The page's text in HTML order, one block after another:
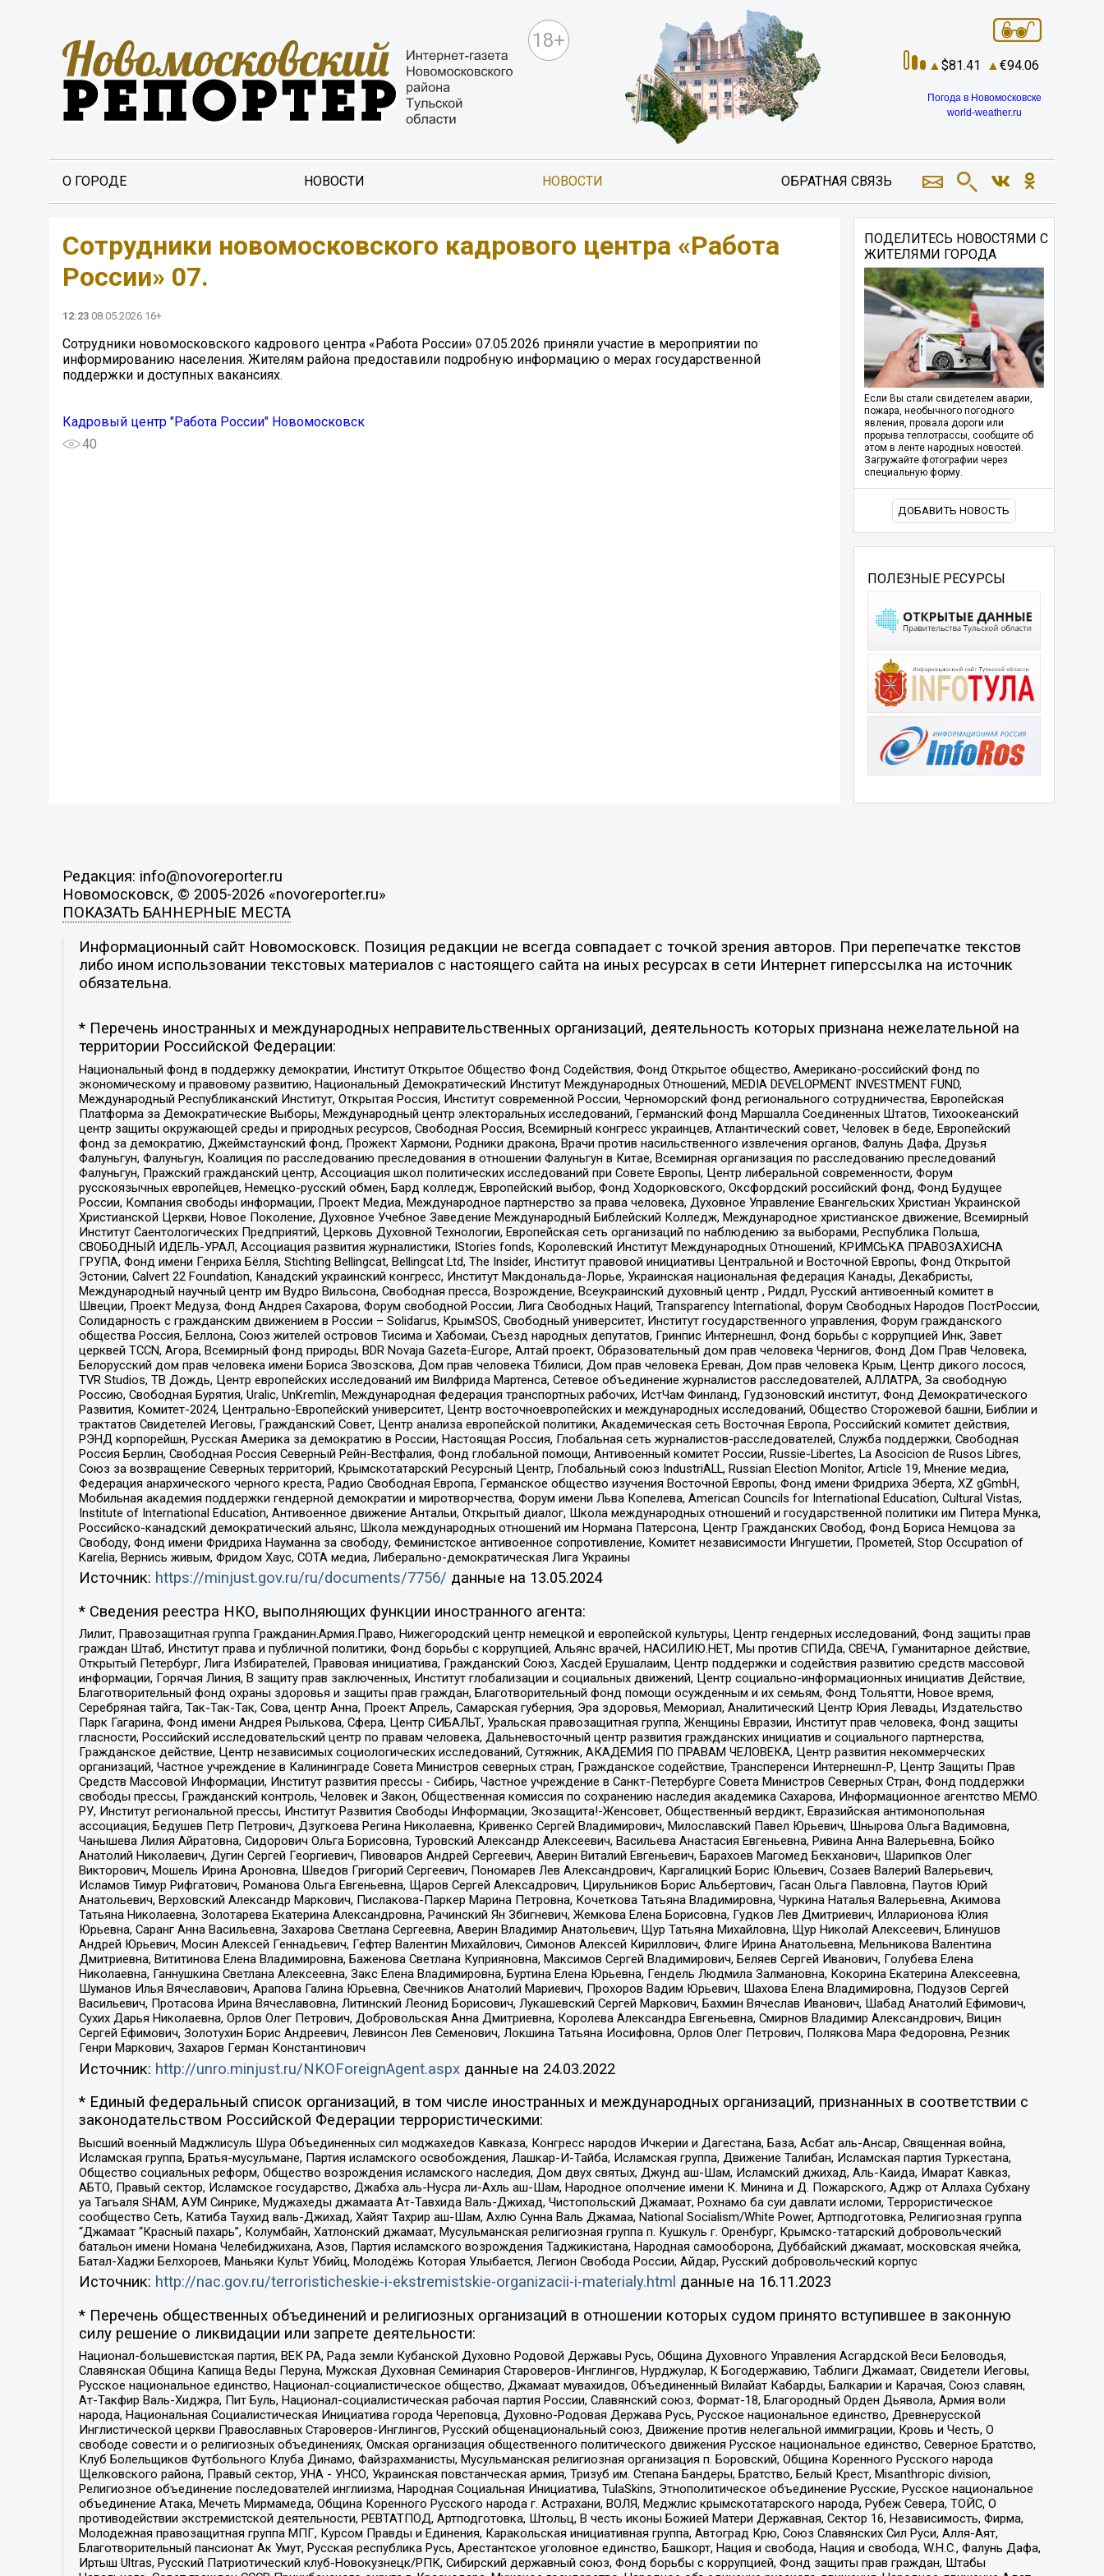
18+
81.41 94.06
Погода в Новомосковске
world-weather.ru
О ГОРОДЕ НОВОСТИ НОВОСТИ ОБРАТНАЯ СВЯЗЬ
Сотрудники новомосковского кадрового центра «Работа
России» 07.
12:23 08.05.2026 16+
Сотрудники новомосковского кадрового центра «Работа России» 07.05.2026 приняли участие в мероприятии по
информированию населения. Жителям района предоставили подробную информацию о мерах государственной
поддержки и доступных вакансиях.
Кадровый центр "Работа России" Новомосковск
40
ПОДЕЛИТЕСЬ НОВОСТЯМИ С
ЖИТЕЛЯМИ ГОРОДА
Если Вы стали свидетелем аварии,
пожара, необычного погодного
явления, провала дороги или
прорыва теплотрассы, сообщите об
этом в ленте народных новостей.
Загружайте фотографии через
специальную форму.
ДОБАВИТЬ НОВОСТЬ
ПОЛЕЗНЫЕ РЕСУРСЫ
Редакция: info@novoreporter.ru
Новомосковск, © 2005-2026 «novoreporter.ru»
ПОКАЗАТЬ БАННЕРНЫЕ МЕСТА
Информационный сайт Новомосковск. Позиция редакции не всегда совпадает с точкой зрения авторов. При перепечатке текстов
либо ином использовании текстовых материалов с настоящего сайта на иных ресурсах в сети Интернет гиперссылка на источник
обязательна.
* Перечень иностранных и международных неправительственных организаций, деятельность которых признана нежелательной на
территории Российской Федерации:
Национальный фонд в поддержку демократии, Институт Открытое Общество Фонд Содействия, Фонд Открытое общество, Американо-российский фонд по
экономическому и правовому развитию, Национальный Демократический Институт Международных Отношений, MEDIA DEVELOPMENT INVESTMENT FUND,
Международный Республиканский Институт, Открытая Россия, Институт современной России, Черноморский фонд регионального сотрудничества, Европейская
Платформа за Демократические Выборы, Международный центр электоральных исследований, Германский фонд Маршалла Соединенных Штатов, Тихоокеанский
центр защиты окружающей среды и природных ресурсов, Свободная Россия, Всемирный конгресс украинцев, Атлантический совет, Человек в беде, Европейский
фонд за демократию, Джеймстаунский фонд, Прожект Хармони, Родники дракона, Врачи против насильственного извлечения органов, Фалунь Дафа, Друзья
Фалуньгун, Фалуньгун, Коалиция по расследованию преследования в отношении Фалуньгун в Китае, Всемирная организация по расследованию преследований
Фалуньгун, Пражский гражданский центр, Ассоциация школ политических исследований при Совете Европы, Центр либеральной современности, Форум
русскоязычных европейцев, Немецко-русский обмен, Бард колледж, Европейский выбор, Фонд Ходорковского, Оксфордский российский фонд, Фонд Будущее
России, Компания свободы информации, Проект Медиа, Международное партнерство за права человека, Духовное Управление Евангельских Христиан Украинской
Христианской Церкви, Новое Поколение, Духовное Учебное Заведение Международный Библейский Колледж, Международное христианское движение, Всемирный
Институт Саентологических Предприятий, Церковь Духовной Технологии, Европейская сеть организаций по наблюдению за выборами, Республика Польша,
СВОБОДНЫЙ ИДЕЛЬ-УРАЛ, Ассоциация развития журналистики, IStories fonds, Королевский Институт Международных Отношений, КРИМСЬКА ПРАВОЗАХИСНА
ГРУПА, Фонд имени Генриха Бёлля, Stichting Bellingcat, Bellingcat Ltd, The Insider, Институт правовой инициативы Центральной и Восточной Европы, Фонд Открытой
Эстонии, Calvert 22 Foundation, Канадский украинский конгресс, Институт Макдональда-Лорье, Украинская национальная федерация Канады, Декабристы,
Международный научный центр им Вудро Вильсона, Свободная пресса, Возрождение, Всеукраинский духовный центр , Риддл, Русский антивоенный комитет в
Швеции, Проект Медуза, Фонд Андрея Сахарова, Форум свободной России, Лига Свободных Наций, Transparеncy International, Форум Свободных Народов ПостРоссии,
Солидарность с гражданским движением в России – Solidarus, КрымSOS, Свободный университет, Институт государственного управления, Форум гражданского
общества Россия, Беллона, Союз жителей островов Тисима и Хабомаи, Съезд народных депутатов, Гринпис Интернешнл, Фонд борьбы с коррупцией Инк, Завет
церквей TCCN, Агора, Всемирный фонд природы, BDR Novaja Gazeta-Europe, Алтай проект, Образовательный дом прав человека Чернигов, Фонд Дом Прав Человека,
Белорусский дом прав человека имени Бориса Звозскова, Дом прав человека Тбилиси, Дом прав человека Ереван, Дом прав человека Крым, Центр дикого лосося,
TVR Studios, ТВ Дождь, Центр европейских исследований им Вилфрида Мартенса, Сетевое объединение журналистов расследователей, АЛЛАТРА, За свободную
Россию, Свободная Бурятия, Uralic, UnKremlin, Международная федерация транспортных рабочих, ИстЧам Финланд, Гудзоновский институт, Фонд Демократического
Развития, Комитет-2024, Центрально-Европейский университет, Центр восточноевропейских и международных исследований, Общество Сторожевой башни, Библии и
трактатов Свидетелей Иеговы, Гражданский Совет, Центр анализа европейской политики, Академическая сеть Восточная Европа, Российский комитет действия,
РЭНД корпорейшн, Русская Америка за демократию в России, Настоящая Россия, Глобальная сеть журналистов-расследователей, Служба поддержки, Свободная
Россия Берлин, Свободная Россия Северный Рейн-Вестфалия, Фонд глобальной помощи, Антивоенный комитет России, Russie-Libertes, La Asocicion de Rusos Libres,
Союз за возвращение Северных территорий, Крымскотатарский Ресурсный Центр, Глобальный союз IndustriALL, Russian Election Monitor, Article 19, Мнение медиа,
Федерация анархического черного креста, Радио Свободная Европа, Германское общество изучения Восточной Европы, Фонд имени Фридриха Эберта, XZ gGmbH,
Мобильная академия поддержки гендерной демократии и миротворчества, Форум имени Льва Копелева, American Councils for International Education, Cultural Vistas,
Institute of International Education, Антивоенное движение Антальи, Открытый диалог, Школа международных отношений и государственной политики им Питера Мунка,
Российско-канадский демократический альянс, Школа международных отношений им Нормана Патерсона, Центр Гражданских Свобод, Фонд Бориса Немцова за
Свободу, Фонд имени Фридриха Науманна за свободу, Феминистское антивоенное сопротивление, Комитет независимости Ингушетии, Прометей, Stop Occupation of
Karelia, Вернись живым, Фридом Хаус, СОТА медиа, Либерально-демократическая Лига Украины
Источник: https://minjust.gov.ru/ru/documents/7756/ данные на 13.05.2024
* Сведения реестра НКО, выполняющих функции иностранного агента:
Лилит, Правозащитная группа Гражданин.Армия.Право, Нижегородский центр немецкой и европейской культуры, Центр гендерных исследований, Фонд защиты прав
граждан Штаб, Институт права и публичной политики, Фонд борьбы с коррупцией, Альянс врачей, НАСИЛИЮ.НЕТ, Мы против СПИДа, СВЕЧА, Гуманитарное действие,
Открытый Петербург, Лига Избирателей, Правовая инициатива, Гражданский Союз, Хасдей Ерушалаим, Центр поддержки и содействия развитию средств массовой
информации, Горячая Линия, В защиту прав заключенных, Институт глобализации и социальных движений, Центр социально-информационных инициатив Действие,
Благотворительный фонд охраны здоровья и защиты прав граждан, Благотворительный фонд помощи осужденным и их семьям, Фонд Тольятти, Новое время,
Серебряная тайга, Так-Так-Так, Сова, центр Анна, Проект Апрель, Самарская губерния, Эра здоровья, Мемориал, Аналитический Центр Юрия Левады, Издательство
Парк Гагарина, Фонд имени Андрея Рылькова, Сфера, Центр СИБАЛЬТ, Уральская правозащитная группа, Женщины Евразии, Институт прав человека, Фонд защиты
гласности, Российский исследовательский центр по правам человека, Дальневосточный центр развития гражданских инициатив и социального партнерства,
Гражданское действие, Центр независимых социологических исследований, Сутяжник, АКАДЕМИЯ ПО ПРАВАМ ЧЕЛОВЕКА, Центр развития некоммерческих
организаций, Частное учреждение в Калининграде Совета Министров северных стран, Гражданское содействие, Трансперенси Интернешнл-Р, Центр Защиты Прав
Средств Массовой Информации, Институт развития прессы - Сибирь, Частное учреждение в Санкт-Петербурге Совета Министров Северных Стран, Фонд поддержки
свободы прессы, Гражданский контроль, Человек и Закон, Общественная комиссия по сохранению наследия академика Сахарова, Информационное агентство МЕМО.
РУ, Институт региональной прессы, Институт Развития Свободы Информации, Экозащита!-Женсовет, Общественный вердикт, Евразийская антимонопольная
ассоциация, Бедушев Петр Петрович, Дзугкоева Регина Николаевна, Кривенко Сергей Владимирович, Милославский Павел Юрьевич, Шнырова Ольга Вадимовна,
Чанышева Лилия Айратовна, Сидорович Ольга Борисовна, Туровский Александр Алексеевич, Васильева Анастасия Евгеньевна, Ривина Анна Валерьевна, Бойко
Анатолий Николаевич, Дугин Сергей Георгиевич, Пивоваров Андрей Сергеевич, Аверин Виталий Евгеньевич, Барахоев Магомед Бекханович, Шарипков Олег
Викторович, Мошель Ирина Ароновна, Шведов Григорий Сергеевич, Пономарев Лев Александрович, Каргалицкий Борис Юльевич, Созаев Валерий Валерьевич,
Исламов Тимур Рифгатович, Романова Ольга Евгеньевна, Щаров Сергей Алексадрович, Цирульников Борис Альбертович, Гасан Ольга Павловна, Паутов Юрий
Анатольевич, Верховский Александр Маркович, Пислакова-Паркер Марина Петровна, Кочеткова Татьяна Владимировна, Чуркина Наталья Валерьевна, Акимова
Татьяна Николаевна, Золотарева Екатерина Александровна, Рачинский Ян Збигневич, Жемкова Елена Борисовна, Гудков Лев Дмитриевич, Илларионова Юлия
Юрьевна, Саранг Анна Васильевна, Захарова Светлана Сергеевна, Аверин Владимир Анатольевич, Щур Татьяна Михайловна, Щур Николай Алексеевич, Блинушов
Андрей Юрьевич, Мосин Алексей Геннадьевич, Гефтер Валентин Михайлович, Симонов Алексей Кириллович, Флиге Ирина Анатольевна, Мельникова Валентина
Дмитриевна, Вититинова Елена Владимировна, Баженова Светлана Куприяновна, Максимов Сергей Владимирович, Беляев Сергей Иванович, Голубева Елена
Николаевна, Ганнушкина Светлана Алексеевна, Закс Елена Владимировна, Буртина Елена Юрьевна, Гендель Людмила Залмановна, Кокорина Екатерина Алексеевна,
Шуманов Илья Вячеславович, Арапова Галина Юрьевна, Свечников Анатолий Мариевич, Прохоров Вадим Юрьевич, Шахова Елена Владимировна, Подузов Сергей
Васильевич, Протасова Ирина Вячеславовна, Литинский Леонид Борисович, Лукашевский Сергей Маркович, Бахмин Вячеслав Иванович, Шабад Анатолий Ефимович,
Сухих Дарья Николаевна, Орлов Олег Петрович, Добровольская Анна Дмитриевна, Королева Александра Евгеньевна, Смирнов Владимир Александрович, Вицин
Сергей Ефимович, Золотухин Борис Андреевич, Левинсон Лев Семенович, Локшина Татьяна Иосифовна, Орлов Олег Петрович, Полякова Мара Федоровна, Резник
Генри Маркович, Захаров Герман Константинович
Источник: http://unro.minjust.ru/NKOForeignAgent.aspxданные на 24.03.2022
* Единый федеральный список организаций, в том числе иностранных и международных организаций, признанных в соответствии с
законодательством Российской Федерации террористическими:
Высший военный Маджлисуль Шура Объединенных сил моджахедов Кавказа, Конгресс народов Ичкерии и Дагестана, База, Асбат аль-Ансар, Священная война,
Исламская группа, Братья-мусульмане, Партия исламского освобождения, Лашкар-И-Тайба, Исламская группа, Движение Талибан, Исламская партия Туркестана,
Общество социальных реформ, Общество возрождения исламского наследия, Дом двух святых, Джунд аш-Шам, Исламский джихад, Аль-Каида, Имарат Кавказ,
АБТО, Правый сектор, Исламское государство, Джабха аль-Нусра ли-Ахль аш-Шам, Народное ополчение имени К. Минина и Д. Пожарского, Аджр от Аллаха Субхану
уа Тагьаля SHAM, АУМ Синрике, Муджахеды джамаата Ат-Тавхида Валь-Джихад, Чистопольский Джамаат, Рохнамо ба суи давлати исломи, Террористическое
сообщество Сеть, Катиба Таухид валь-Джихад, Хайят Тахрир аш-Шам, Ахлю Сунна Валь Джамаа, National Socialism/White Power, Артподготовка, Религиозная группа
“Джамаат “Красный пахарь”, Колумбайн, Хатлонский джамаат, Мусульманская религиозная группа п. Кушкуль г. Оренбург, Крымско-татарский добровольческий
батальон имени Номана Челебиджихана, Азов, Партия исламского возрождения Таджикистана, Народная самооборона, Дуббайский джамаат, московская ячейка,
Батал-Хаджи Белхороев, Маньяки Культ Убийц, Молодёжь Которая Улыбается, Легион Свобода России, Айдар, Русский добровольческий корпус
Источник: http://nac.gov.ru/terroristicheskie-i-ekstremistskie-organizacii-i-materialy.html данные на 16.11.2023
* Перечень общественных объединений и религиозных организаций в отношении которых судом принято вступившее в законную
силу решение о ликвидации или запрете деятельности:
Национал-большевистская партия, ВЕК РА, Рада земли Кубанской Духовно Родовой Державы Русь, Община Духовного Управления Асгардской Веси Беловодья,
Славянская Община Капища Веды Перуна, Мужская Духовная Семинария Староверов-Инглингов, Нурджулар, К Богодержавию, Таблиги Джамаат, Свидетели Иеговы,
Русское национальное единство, Национал-социалистическое общество, Джамаат мувахидов, Объединенный Вилайат Кабарды, Балкарии и Карачая, Союз славян,
Ат-Такфир Валь-Хиджра, Пит Буль, Национал-социалистическая рабочая партия России, Славянский союз, Формат-18, Благородный Орден Дьявола, Армия воли
народа, Национальная Социалистическая Инициатива города Череповца, Духовно-Родовая Держава Русь, Русское национальное единство, Древнерусской
Инглистической церкви Православных Староверов-Инглингов, Русский общенациональный союз, Движение против нелегальной иммиграции, Кровь и Честь, О
свободе совести и о религиозных объединениях, Омская организация общественного политического движения Русское национальное единство, Северное Братство,
Клуб Болельщиков Футбольного Клуба Динамо, Файзрахманисты, Мусульманская религиозная организация п. Боровский, Община Коренного Русского народа
Щелковского района, Правый сектор, УНА - УНСО, Украинская повстанческая армия, Тризуб им. Степана Бандеры, Братство, Белый Крест, Misanthropic division,
Религиозное объединение последователей инглиизма, Народная Социальная Инициатива, TulaSkins, Этнополитическое объединение Русские, Русское национальное
объединение Атака, Мечеть Мирмамеда, Община Коренного Русского народа г. Астрахани, ВОЛЯ, Меджлис крымскотатарского народа, Рубеж Севера, ТОЙС, О
противодействии экстремистской деятельности, РЕВТАТПОД, Артподготовка, Штольц, В честь иконы Божией Матери Державная, Сектор 16, Независимость, Фирма,
Молодежная правозащитная группа МПГ, Курсом Правды и Единения, Каракольская инициативная группа, Автоград Крю, Союз Славянских Сил Руси, Алля-Аят,
Благотворительный пансионат Ак Умут, Русская республика Русь, Арестантское уголовное единство, Башкорт, Нация и свобода, Нация и свобода, W.H.С., Фалунь Дафа,
Иртыш Ultras, Русский Патриотический клуб-Новокузнецк/РПК, Сибирский державный союз, Фонд борьбы с коррупцией, Фонд защиты прав граждан, Штабы